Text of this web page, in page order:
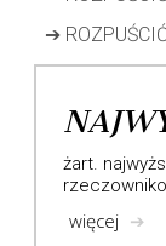
➔
żart.
więcej ➔